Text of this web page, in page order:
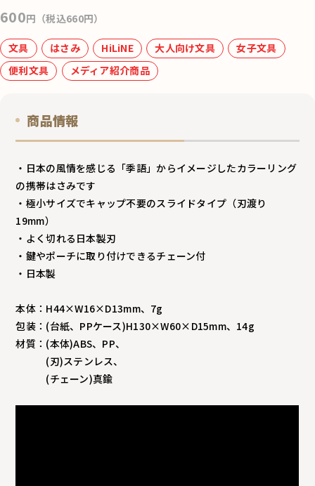
k
600円（税込660円）
文具 はさみ HiLiNE 大人向け文具
女子文具
便利文具
メディア紹介商品
商品情報
・日本の風情を感じる「季語」からイメージしたカラーリング
の携帯はさみです
・極小サイズでキャップ不要のスライドタイプ（刃渡り
19mm）
・よく切れる日本製刃
・鍵やポーチに取り付けできるチェーン付
・日本製
本体：H44×W16×D13mm、7g
包装：(台紙、PPケース)H130×W60×D15mm、14g
材質：(本体)ABS、PP、
(刃)ステンレス、
(チェーン)真鍮